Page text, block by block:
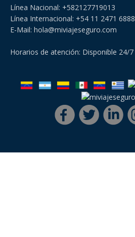
Línea Nacional: +582127719013
Línea Internacional: +54 11 2471 6888
E-Mail: hola@miviajeseguro.com
Horarios de atención: Disponible 24/7